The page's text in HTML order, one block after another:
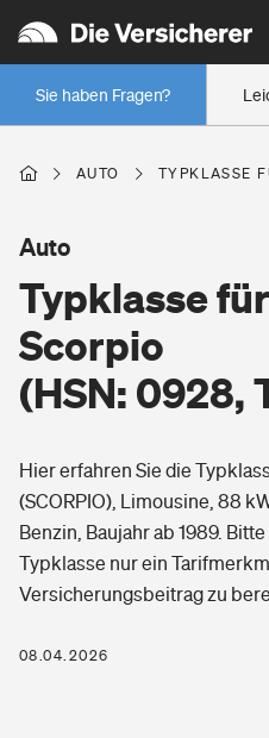
Sie haben Fragen?
Wer versichert was: Jetzt
Regionalklassen: So ist Ihre
Wer versichert was: Jetzt
Berufsunfähigkeitsversicherung
Arbeitsrechtsschutz
Berufshaftpflichtversicherung
Wohnen
Wohngebäudeversicherung
Hausratversicherung
Elementarversicherung
Photovoltaik
Wärmepumpen versichern
Pri­vate Haft­pflicht­
Rechts­schutz­ver­si­che­rung
Gesundheit
Private Krankenversicherung
AUTO TYPKLASSE
Typklasse
Scorpio
(HSN: 0928,
Auto
Hier erfahren Sie die
(SCORPIO), Limousine, 88
Benzin, Baujahr ab 1989.
Typklasse nur ein
Versicherungsbeitrag zu
08.04.2026